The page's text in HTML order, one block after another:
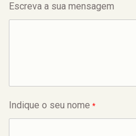
Escreva a sua mensagem
Indique o seu nome *